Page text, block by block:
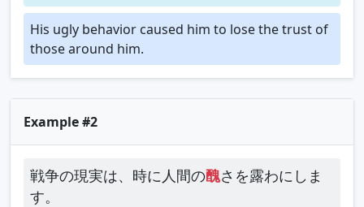
His ugly behavior caused him to lose the trust of
those around him.
Example #2
戦争の現実は、時に人間の醜さを露わにしま
す。